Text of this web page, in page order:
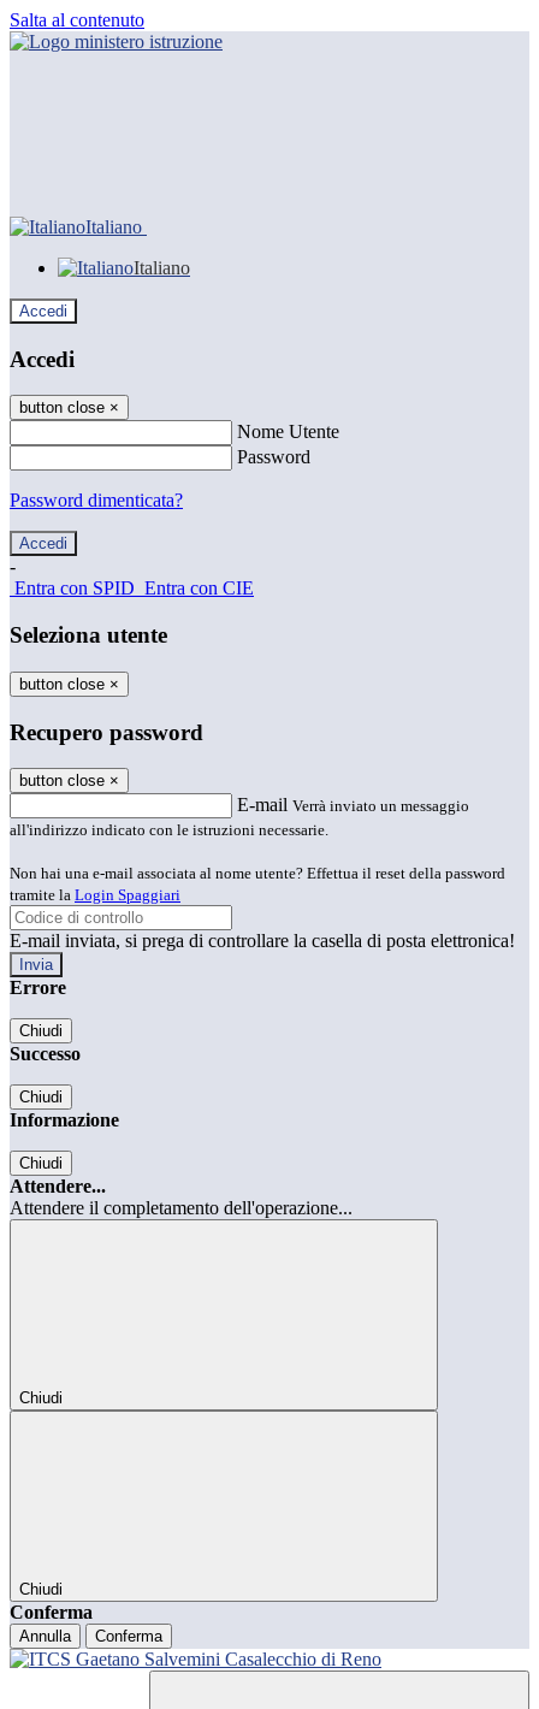
Salta al contenuto
Italiano
Italiano
Accedi
Accedi
button close ×
Nome Utente
Password
Password dimenticata?
-
Entra con SPID Entra con CIE
Seleziona utente
button close ×
Recupero password
button close ×
E-mail Verrà inviato un messaggio
all'indirizzo indicato con le istruzioni necessarie.
Non hai una e-mail associata al nome utente? Effettua il reset della password
tramite la Login Spaggiari
E-mail inviata, si prega di controllare la casella di posta elettronica!
Errore
Chiudi
Successo
Chiudi
Informazione
Chiudi
Attendere...
Attendere il completamento dell'operazione...
Chiudi
Chiudi
Conferma
Annulla Conferma